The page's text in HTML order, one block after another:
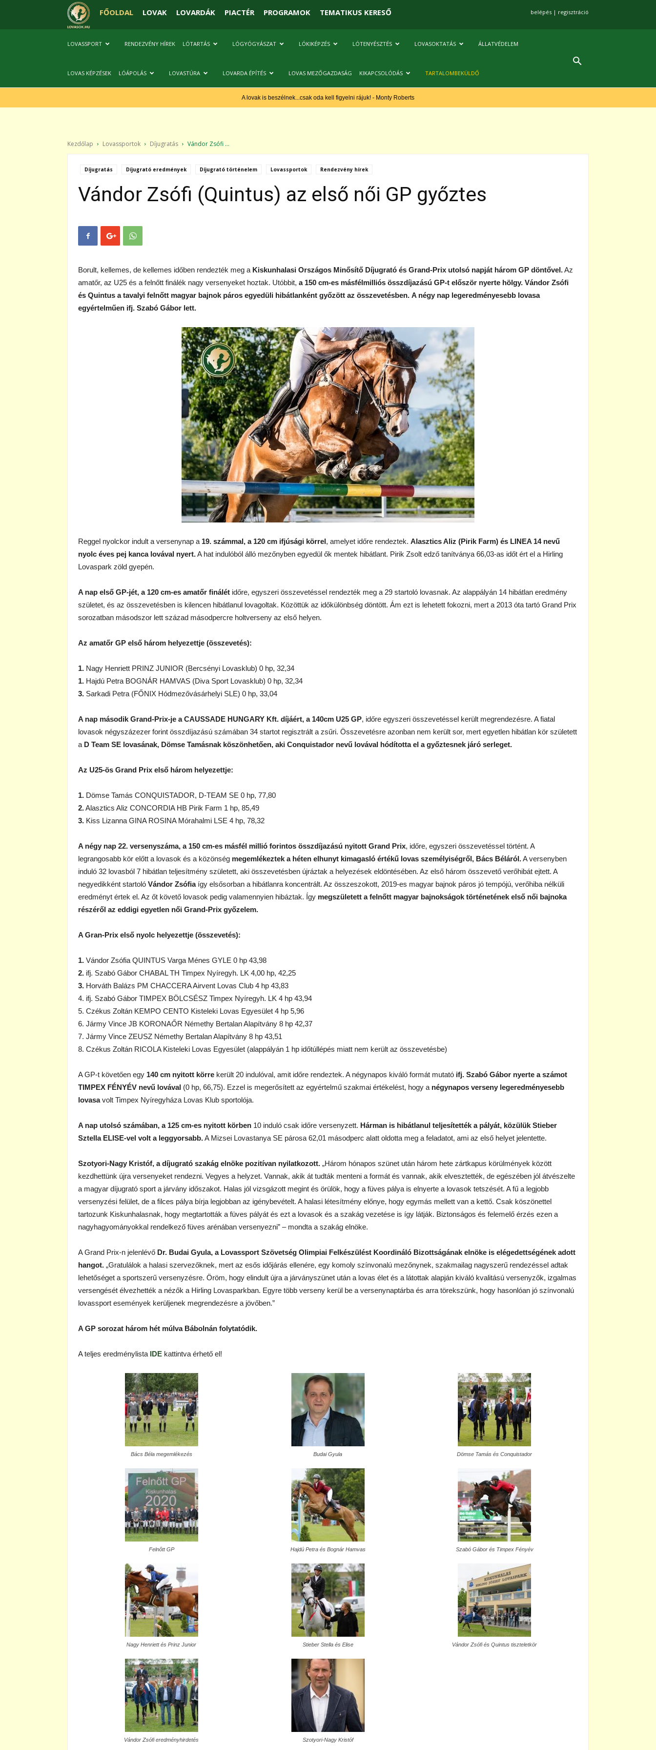
FŐOLDAL LOVAK LOVARDÁK PIACTÉR PROGRAMOK TEMATIKUS KERESŐ belépés | regisztráció
LOVASSPORT RENDEZVÉNY HÍREK LÓTARTÁS LÓGYÓGYÁSZAT LÓKIKÉPZÉS LÓTENYÉSZTÉS LOVASOKTATÁS ÁLLATVÉDELEM
LOVAS KÉPZÉSEK LÓÁPOLÁS LOVASTÚRA LOVARDA ÉPÍTÉS LOVAS MEZŐGAZDASÁG KIKAPCSOLÓDÁS TARTALOMBEKÜLDŐ
A lovak is beszélnek...csak oda kell figyelni rájuk! - Monty Roberts
Kezdőlap Lovassportok Díjugratás Vándor Zsófi ...
Díjugratás Díjugrató eredmények Díjugrató történelem Lovassportok Rendezvény hírek
Vándor Zsófi (Quintus) az első női GP győztes
Borult, kellemes, de kellemes időben rendezték meg a Kiskunhalasi Országos Minősítő Díjugrató és Grand-Prix utolsó napját három GP döntővel.Az
amatőr, az U25 és a felnőtt finálék nagy versenyeket hoztak. Utóbbit, a 150 cm-es másfélmilliós összdíjazású GP-t először nyerte hölgy. Vándor Zsófi
és Quintus a tavalyi felnőtt magyar bajnok páros egyedüli hibátlanként győzött az összevetésben. A négy nap legeredményesebb lovasa
egyértelműen ifj. Szabó Gábor lett.
Reggel nyolckor indult a versenynap a 19. számmal, a 120 cm ifjúsági körrel, amelyet időre rendeztek. Alasztics Aliz (Pirik Farm) és LINEA 14 nevű
nyolc éves pej kanca lovával nyert.A hat indulóból álló mezőnyben egyedül ők mentek hibátlant. Pirik Zsolt edző tanítványa 66,03-as időt ért el a Hirling
Lovaspark zöld gyepén.
A nap első GP-jét, a 120 cm-es amatőr finálét időre, egyszeri összevetéssel rendezték meg a 29 startoló lovasnak. Az alappályán 14 hibátlan eredmény
születet, és az összevetésben is kilencen hibátlanul lovagoltak. Közöttük az időkülönbség döntött. Ám ezt is lehetett fokozni, mert a 2013 óta tartó Grand Prix
sorozatban másodszor lett század másodpercre holtverseny az első helyen.
Az amatőr GP első három helyezettje (összevetés):
1. Nagy Henriett PRINZ JUNIOR (Bercsényi Lovasklub) 0 hp, 32,34
1. Hajdú Petra BOGNÁR HAMVAS (Diva Sport Lovasklub) 0 hp, 32,34
3. Sarkadi Petra (FŐNIX Hódmezővásárhelyi SLE) 0 hp, 33,04
A nap második Grand-Prix-je a CAUSSADE HUNGARY Kft. díjáért, a 140cm U25 GP, időre egyszeri összevetéssel került megrendezésre. A fiatal
lovasok négyszázezer forint összdíjazású számában 34 startot regisztrált a zsűri. Összevetésre azonban nem került sor, mert egyetlen hibátlan kör született
a D Team SE lovasának, Dömse Tamásnak köszönhetően, aki Conquistador nevű lovával hódította el a győztesnek járó serleget.
Az U25-ös Grand Prix első három helyezettje:
1. Dömse Tamás CONQUISTADOR, D-TEAM SE 0 hp, 77,80
2.Alasztics Aliz CONCORDIA HB Pirik Farm 1 hp, 85,49
3. Kiss Lizanna GINA ROSINA Mórahalmi LSE 4 hp, 78,32
A négy nap 22. versenyszáma, a 150 cm-es másfél millió forintos összdíjazású nyitott Grand Prix, időre, egyszeri összevetéssel történt. A
legrangosabb kör előtt a lovasok és a közönség megemlékeztek a héten elhunyt kimagasló értékű lovas személyiségről, Bács Béláról.A versenyben
induló 32 lovasból 7 hibátlan teljesítmény született, aki összevetésben újráztak a helyezések eldöntésében. Az első három összevető verőhibát ejtett. A
negyedikként startoló Vándor Zsófiaígy elsősorban a hibátlanra koncentrált. Az összeszokott, 2019-es magyar bajnok páros jó tempójú, verőhiba nélküli
eredményt értek el. Az őt követő lovasok pedig valamennyien hibáztak. Így megszületett a felnőtt magyar bajnokságok történetének első női bajnoka
részéről az eddigi egyetlen női Grand-Prix győzelem.
A Gran-Prix első nyolc helyezettje (összevetés):
1. Vándor Zsófia QUINTUS Varga Ménes GYLE 0 hp 43,98
2. ifj. Szabó Gábor CHABAL TH Timpex Nyíregyh. LK 4,00 hp, 42,25
3. Horváth Balázs PM CHACCERA Airvent Lovas Club 4 hp 43,83
4. ifj. Szabó Gábor TIMPEX BÖLCSÉSZ Timpex Nyíregyh. LK 4 hp 43,94
5. Czékus Zoltán KEMPO CENTO Kisteleki Lovas Egyesület 4 hp 5,96
6. Jármy Vince JB KORONAŐR Némethy Bertalan Alapítvány 8 hp 42,37
7. Jármy Vince ZEUSZ Némethy Bertalan Alapítvány 8 hp 43,51
8. Czékus Zoltán RICOLA Kisteleki Lovas Egyesület (alappályán 1 hp időtúllépés miatt nem került az összevetésbe)
A GP-t követően egy 140 cm nyitott körre került 20 indulóval, amit időre rendeztek. A négynapos kiváló formát mutató ifj. Szabó Gábor nyerte a számot
TIMPEX FÉNYÉV nevű lovával (0 hp, 66,75). Ezzel is megerősített az egyértelmű szakmai értékelést, hogy a négynapos verseny legeredményesebb
lovasavolt Timpex Nyíregyháza Lovas Klub sportolója.
A nap utolsó számában, a 125 cm-es nyitott körben 10 induló csak időre versenyzett. Hárman is hibátlanul teljesítették a pályát, közülük Stieber
Sztella ELISE-vel volt a leggyorsabb.A Mizsei Lovastanya SE párosa 62,01 másodperc alatt oldotta meg a feladatot, ami az első helyet jelentette.
Szotyori-Nagy Kristóf, a díjugrató szakág elnöke pozitívan nyilatkozott. „Három hónapos szünet után három hete zártkapus körülmények között
kezdhettünk újra versenyeket rendezni. Vegyes a helyzet. Vannak, akik át tudták menteni a formát és vannak, akik elvesztették, de egészében jól átvészelte
a magyar díjugrató sport a járvány időszakot. Halas jól vizsgázott megint és örülök, hogy a füves pálya is elnyerte a lovasok tetszését. A fű a legjobb
versenyzési felület, de a filces pálya bírja legjobban az igénybevételt. A halasi létesítmény előnye, hogy egymás mellett van a kettő. Csak köszönettel
tartozunk Kiskunhalasnak, hogy megtartották a füves pályát és ezt a lovasok és a szakág vezetése is így látják. Biztonságos és felemelő érzés ezen a
nagyhagyományokkal rendelkező füves arénában versenyezni” – mondta a szakág elnöke.
A Grand Prix-n jelenlévő Dr. Budai Gyula, a Lovassport Szövetség Olimpiai Felkészülést Koordináló Bizottságának elnöke is elégedettségének adott
hangot. „Gratulálok a halasi szervezőknek, mert az esős időjárás ellenére, egy komoly színvonalú mezőnynek, szakmailag nagyszerű rendezéssel adtak
lehetőséget a sportszerű versenyzésre. Öröm, hogy elindult újra a járványszünet után a lovas élet és a látottak alapján kiváló kvalitású versenyzők, izgalmas
versengését élvezhették a nézők a Hirling Lovasparkban. Egyre több verseny kerül be a versenynaptárba és arra törekszünk, hogy hasonlóan jó színvonalú
lovassport események kerüljenek megrendezésre a jövőben.”
A GP sorozat három hét múlva Bábolnán folytatódik.
A teljes eredménylista IDE kattintva érhető el!
Bács Béla megemlékezés Budai Gyula Dömse Tamás és Conquistador
Felnőtt GP Hajdú Petra és Bognár Hamvas Szabó Gábor és Timpex Fényév
Nagy Henriett és Prinz Junior Stieber Stella és Elise Vándor Zsófi és Quintus tiszteletkör
Vándor Zsófi eredményhirdetés Szotyori-Nagy Kristóf